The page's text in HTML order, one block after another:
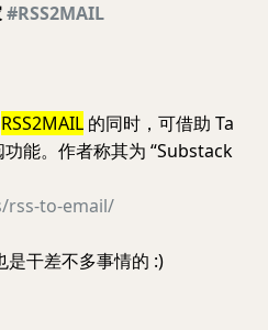
#RSS2MAIL
RSS2MAIL 的同时，可借助 Ta
能。作者称其为 “Substack
rss-to-email/
是干差不多事情的 :)